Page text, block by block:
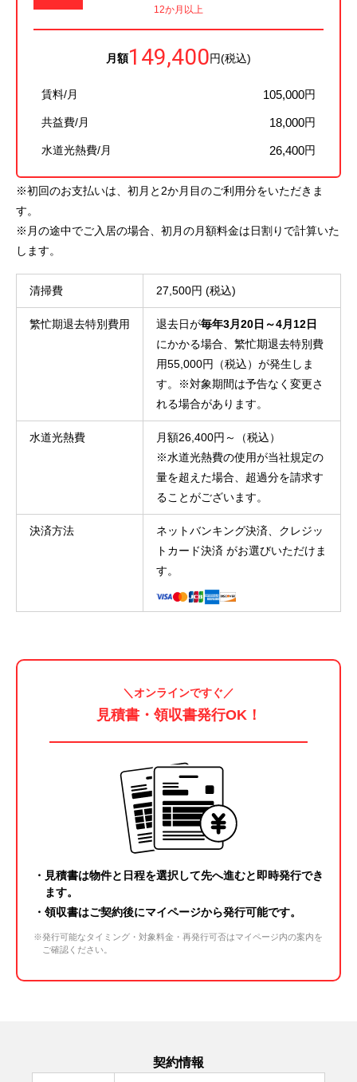
12か月以上
月額149,400円(税込)
賃料/月 105,000円
共益費/月 18,000円
水道光熱費/月 26,400円
※初回のお支払いは、初月と2か月目のご利用分をいただきま
す。
※月の途中でご入居の場合、初月の月額料金は日割りで計算いた
します。
清掃費 27,500円 (税込)
繁忙期退去特別費用 退去日が毎年3月20日～4月12日
にかかる場合、繁忙期退去特別費
用55,000円（税込）が発生しま
す。※対象期間は予告なく変更さ
れる場合があります。
水道光熱費
月額26,400円～（税込）
※水道光熱費の使用が当社規定の
量を超えた場合、超過分を請求す
ることがございます。
決済方法
ネットバンキング決済、クレジッ
トカード決済 がお選びいただけま
す。
＼オンラインですぐ／
見積書・領収書発行OK！
・見積書は物件と日程を選択して先へ進むと即時発行でき
ます。
・領収書はご契約後にマイページから発行可能です。
※発行可能なタイミング・対象料金・再発行可否はマイページ内の案内を
ご確認ください。
契約情報